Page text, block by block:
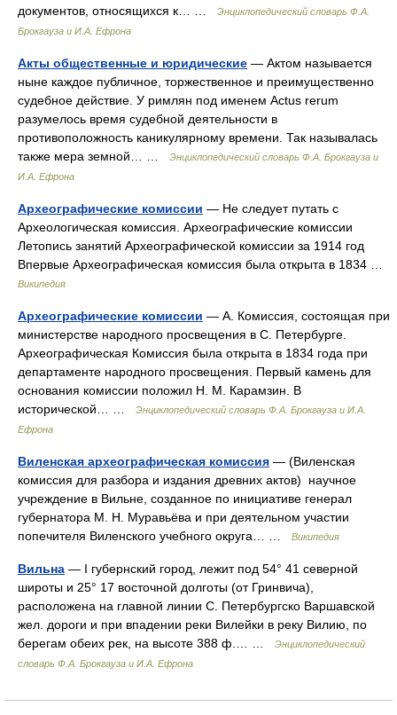
документов, относящихся к… …
Энциклопедический словарь Ф.А.
Брокгауза и И.А. Ефрона
Акты общественные и юридические — Актом называется
ныне каждое публичное, торжественное и преимущественно
судебное действие. У римлян под именем Actus rerum
разумелось время судебной деятельности в
противоположность каникулярному времени. Так называлась
также мера земной… …
Энциклопедический словарь Ф.А. Брокгауза и
И.А. Ефрона
Археографические комиссии — Не следует путать с
Археологическая комиссия. Археографические комиссии
Летопись занятий Археографической комиссии за 1914 год
Впервые Археографическая комиссия была открыта в 1834 …
Википедия
Археографические комиссии — А. Комиссия, состоящая при
министерстве народного просвещения в С. Петербурге.
Археографическая Комиссия была открыта в 1834 года при
департаменте народного просвещения. Первый камень для
основания комиссии положил Н. М. Карамзин. В
исторической… …
Энциклопедический словарь Ф.А. Брокгауза и И.А.
Ефрона
Виленская археографическая комиссия — (Виленская
комиссия для разбора и издания древних актов) научное
учреждение в Вильне, созданное по инициативе генерал
губернатора М. Н. Муравьёва и при деятельном участии
попечителя Виленского учебного округа… …
Википедия
Вильна — I губернский город, лежит под 54° 41 северной
широты и 25° 17 восточной долготы (от Гринвича),
расположена на главной линии С. Петербургско Варшавской
жел. дороги и при впадении реки Вилейки в реку Вилию, по
берегам обеих рек, на высоте 388 ф.… …
Энциклопедический
словарь Ф.А. Брокгауза и И.А. Ефрона